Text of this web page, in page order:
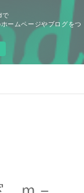
で
ームページやブログをつ